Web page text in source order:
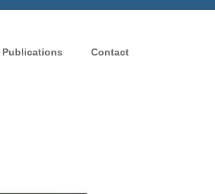
Publications Contact